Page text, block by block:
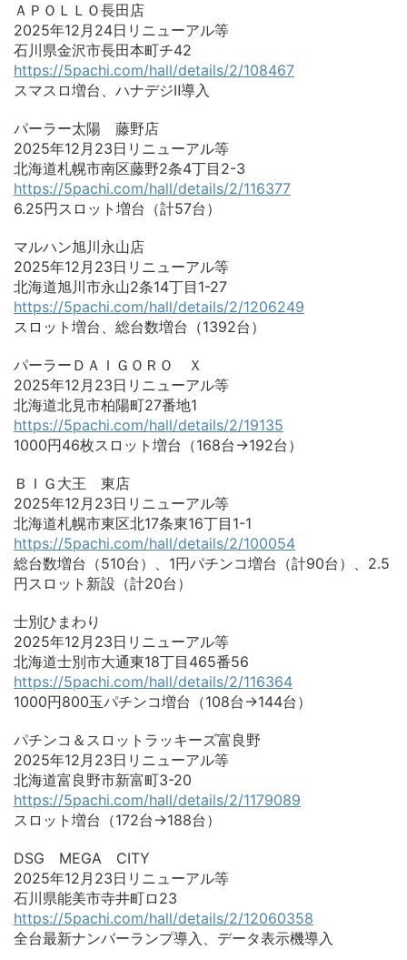
ＡＰＯＬＬＯ長田店
2025年12月24日リニューアル等
石川県金沢市長田本町チ42
https://5pachi.com/hall/details/2/108467
スマスロ増台、ハナデジⅡ導入
パーラー太陽 藤野店
2025年12月23日リニューアル等
北海道札幌市南区藤野2条4丁目2-3
https://5pachi.com/hall/details/2/116377
6.25円スロット増台（計57台）
マルハン旭川永山店
2025年12月23日リニューアル等
北海道旭川市永山2条14丁目1-27
https://5pachi.com/hall/details/2/1206249
スロット増台、総台数増台（1392台）
パーラーＤＡＩＧＯＲＯ Ｘ
2025年12月23日リニューアル等
北海道北見市柏陽町27番地1
https://5pachi.com/hall/details/2/19135
1000円46枚スロット増台（168台→192台）
ＢＩＧ大王 東店
2025年12月23日リニューアル等
北海道札幌市東区北17条東16丁目1-1
https://5pachi.com/hall/details/2/100054
総台数増台（510台）、1円パチンコ増台（計90台）、2.5
円スロット新設（計20台）
士別ひまわり
2025年12月23日リニューアル等
北海道士別市大通東18丁目465番56
https://5pachi.com/hall/details/2/116364
1000円800玉パチンコ増台（108台→144台）
パチンコ＆スロットラッキーズ富良野
2025年12月23日リニューアル等
北海道富良野市新富町3-20
https://5pachi.com/hall/details/2/1179089
スロット増台（172台→188台）
DSG MEGA CITY
2025年12月23日リニューアル等
石川県能美市寺井町ロ23
https://5pachi.com/hall/details/2/12060358
全台最新ナンバーランプ導入、データ表示機導入